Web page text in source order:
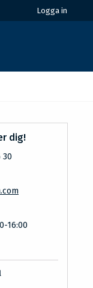
Logga in
dig!
30
16:00